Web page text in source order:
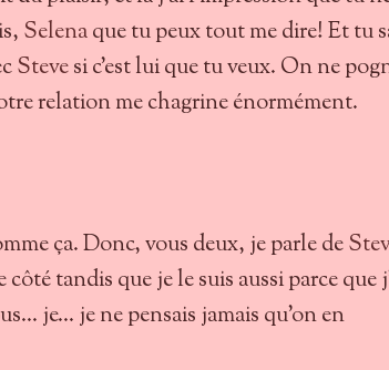
Selenaque tu peux tout me dire! Et tu
Stevesi c'est lui que tu veux. On ne
relation me chagrine énormément.
ça. Donc, vous deux, je parle de
tandis que je le suis aussi parce que
je... je ne pensais jamais qu'on en